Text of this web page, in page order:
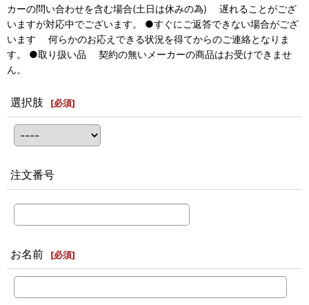
カーの問い合わせを含む場合(土日は休みの為) 遅れることがござ
いますが対応中でございます。 ●すぐにご返答できない場合がござ
います 何らかのお応えできる状況を得てからのご連絡となりま
す。 ●取り扱い品 契約の無いメーカーの商品はお受けできませ
ん。
選択肢 [必須]
注文番号
お名前 [必須]